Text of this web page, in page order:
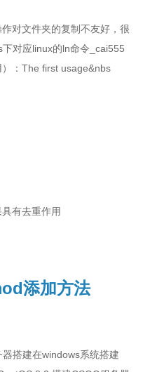
对文件夹的复制不友好，很
对应linux的ln命令_cai555
：The first usage&nbs
有去重作用
添加方法
搭建在windows系统搭建